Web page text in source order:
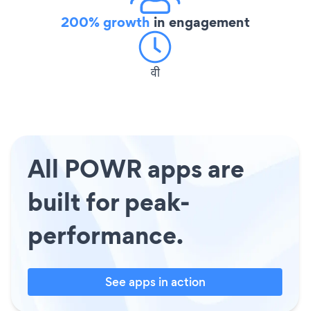
200% growth in engagement
वी
All POWR apps are
built for peak-
performance.
See apps in action